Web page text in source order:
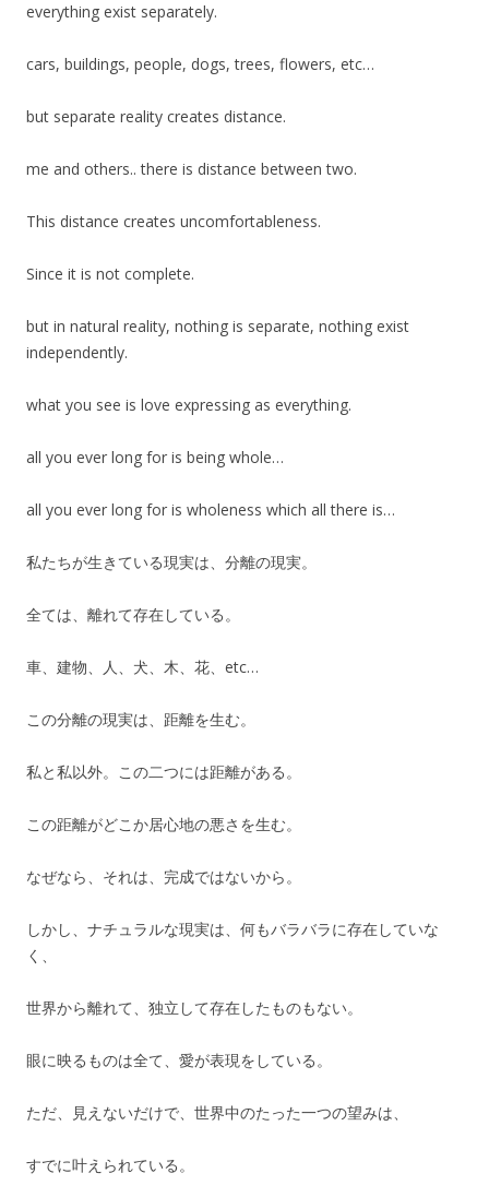
everything exist separately.
cars, buildings, people, dogs, trees, flowers, etc…
but separate reality creates distance.
me and others.. there is distance between two.
This distance creates uncomfortableness.
Since it is not complete.
but in natural reality, nothing is separate, nothing exist
independently.
what you see is love expressing as everything.
all you ever long for is being whole…
all you ever long for is wholeness which all there is…
私たちが生きている現実は、分離の現実。
全ては、離れて存在している。
車、建物、人、犬、木、花、 etc…
この分離の現実は、距離を生む。
私と私以外。この二つには距離がある。
この距離がどこか居心地の悪さを生む。
なぜなら、それは、完成ではないから。
しかし、ナチュラルな現実は、何もバラバラに存在していな
く、
世界から離れて、独立して存在したものもない。
眼に映るものは全て、愛が表現をしている。
ただ、見えないだけで、世界中のたった一つの望みは、
すでに叶えられている。